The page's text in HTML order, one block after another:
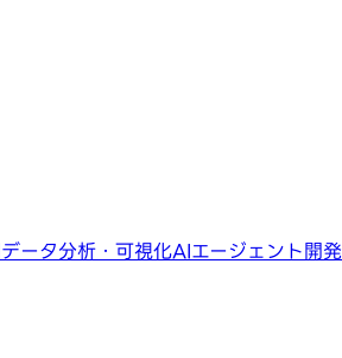
データ分析・可視化AIエージェント開発